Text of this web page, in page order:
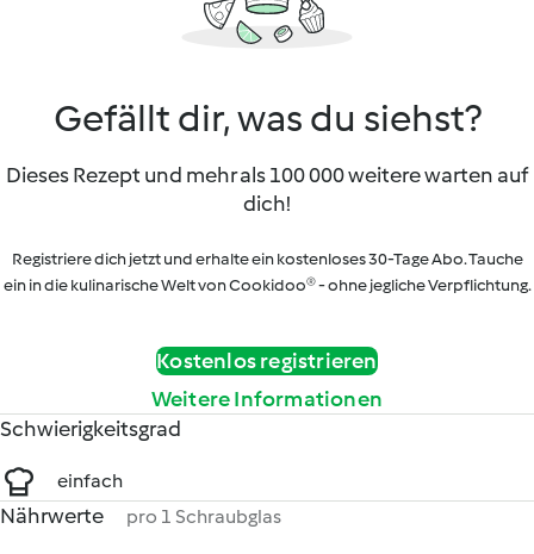
Gefällt dir, was du siehst?
Dieses Rezept und mehr als 100 000 weitere warten auf
dich!
Registriere dich jetzt und erhalte ein kostenloses 30-Tage Abo. Tauche
ein in die kulinarische Welt von Cookidoo® - ohne jegliche Verpflichtung.
Kostenlos registrieren
Weitere Informationen
Schwierigkeitsgrad
einfach
Nährwerte pro 1 Schraubglas